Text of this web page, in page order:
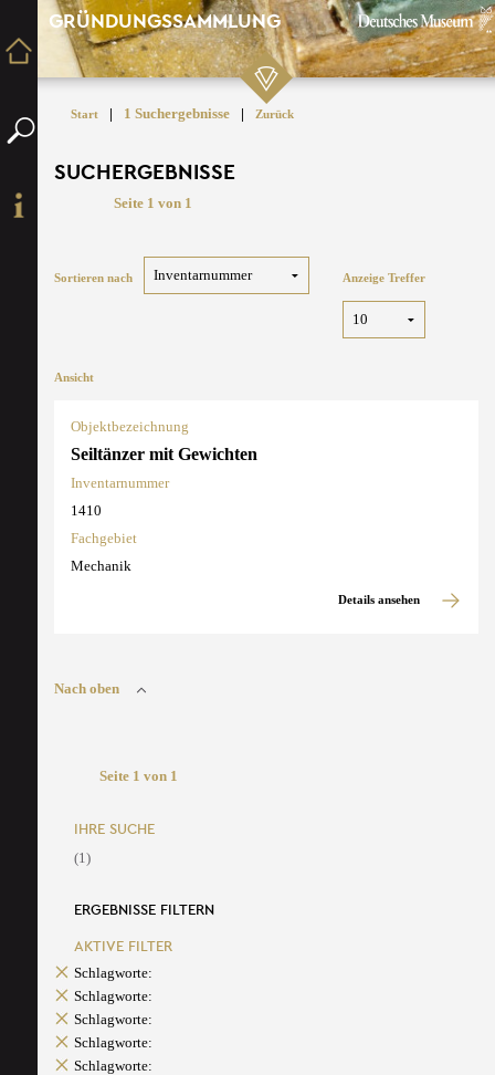
GRÜNDUNGSSAMMLUNG
Start | 1 Suchergebnisse | Zurück
SUCHERGEBNISSE
Seite 1 von 1
Sortieren nach Anzeige Treffer
Ansicht
Objektbezeichnung
Seiltänzer mit Gewichten
Inventarnummer
1410
Fachgebiet
Mechanik
Details ansehen
Nach oben
Seite 1 von 1
IHRE SUCHE
(1)
ERGEBNISSE FILTERN
AKTIVE FILTER
Schlagworte:
Schlagworte:
Schlagworte:
Schlagworte:
Schlagworte: